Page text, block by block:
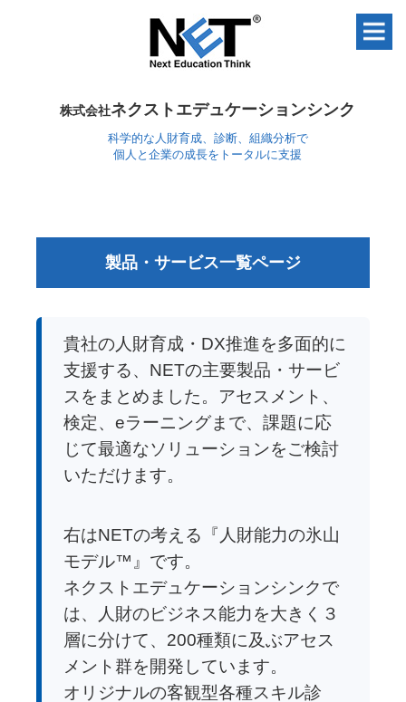
株式会社ネクストエデュケーションシンク
科学的な人財育成、診断、組織分析で
個人と企業の成長をトータルに支援
製品・サービス一覧ページ
貴社の人財育成・DX推進を多面的に
支援する、NETの主要製品・サービ
スをまとめました。 アセスメント、
検定、eラーニングまで、課題に応
じて最適なソリューションをご検討
いただけます。
右はNETの考える『人財能力の氷山
モデル™』です。
ネクストエデュケーションシンクで
は、人財のビジネス能力を大きく３
層に分けて、200種類に及ぶアセス
メント群を開発しています。
オリジナルの客観型各種スキル診